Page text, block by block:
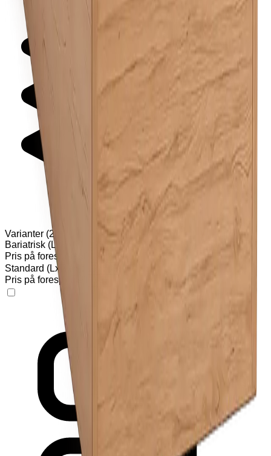
Varianter (2
Bariatrisk (LxBxH): 1985x1276x395 mm
Pris på forespørsel
Legg til
Standard (LxBxH): 1985x998x395 mm
Pris på forespørsel